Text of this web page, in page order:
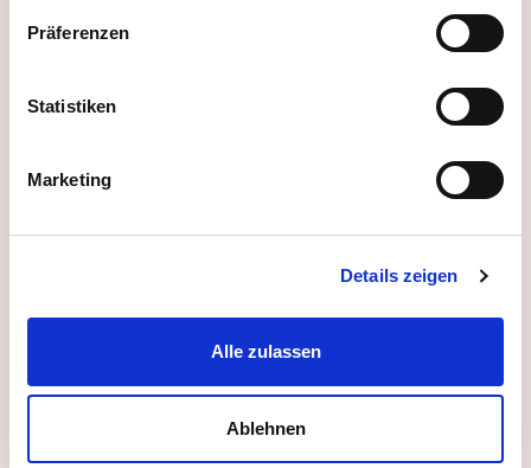
Präferenzen
Statistiken
Marketing
Details zeigen
Alle zulassen
Ablehnen
Passende Matches & Vorschläge
Erhalten Sie passende Vorschläge durch
Mindestalter festlegen